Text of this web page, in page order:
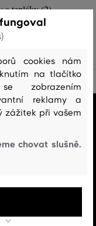
a tepláky (2)
(2)
zboží u nás nikdy
cookies nám
na tlačítko
zobrazením
reklamy a
zážitek při vašem
chovat slušně.